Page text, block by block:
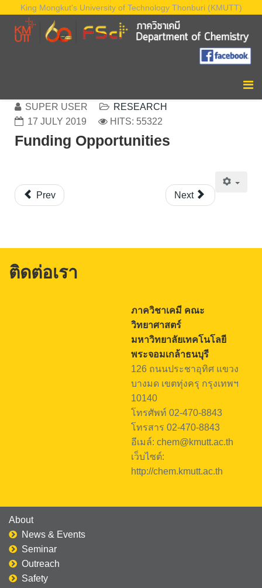
King Mongkut's University of Technology Thonburi (KMUTT)
SUPER USER
RESEARCH
17 JULY 2019
HITS: 55322
Funding Opportunities
Prev Next
ติดต่อเรา
ภาควิชาเคมี คณะ
วิทยาศาสตร์
มหาวิทยาลัยเทคโนโลยี
พระจอมเกล้าธนบุรี
126 ถนนประชาอุทิศ แขวง
บางมด เขตทุ่งครุ กรุงเทพฯ
10140
โทรศัพท์ 02-470-8843
โทรสาร 02-470-8843
อีเมล์: chem@kmutt.ac.th
เว็บไซต์:
http://chem.kmutt.ac.th
About
News & Events
Seminar
Outreach
Safety